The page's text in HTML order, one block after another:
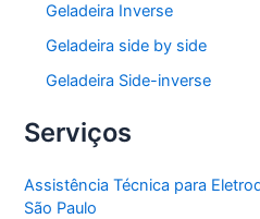
Geladeira Inverse
Geladeira side by side
Geladeira Side-inverse
Serviços
Assistência Técnica para
São Paulo